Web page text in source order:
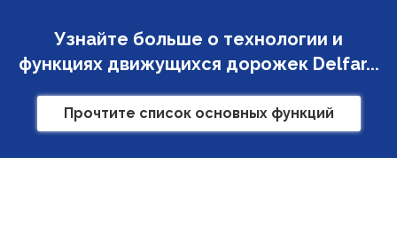
Узнайте больше о технологии и
функциях движущихся дорожек Delfar...
Прочтите список основных функций